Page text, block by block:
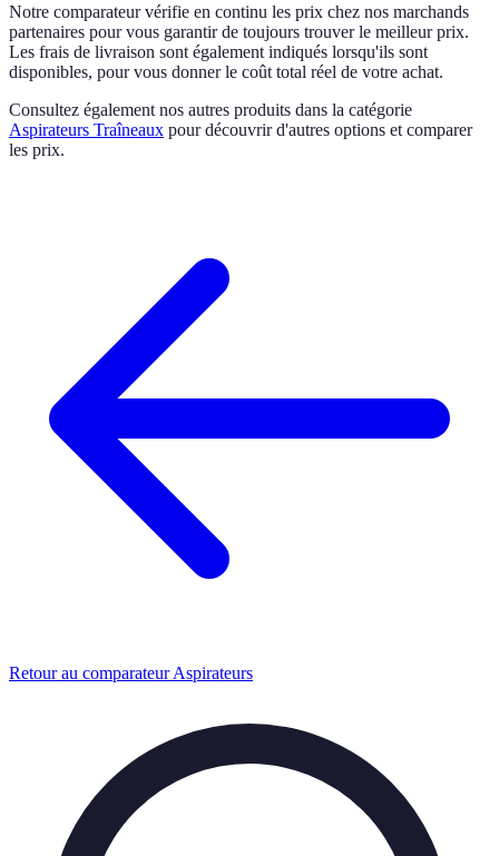
Notre comparateur vérifie en continu les prix chez nos marchands
partenaires pour vous garantir de toujours trouver le meilleur prix.
Les frais de livraison sont également indiqués lorsqu'ils sont
disponibles, pour vous donner le coût total réel de votre achat.
Consultez également nos autres produits dans la catégorie
Aspirateurs Traîneaux pour découvrir d'autres options et comparer
les prix.
Retour au comparateur Aspirateurs